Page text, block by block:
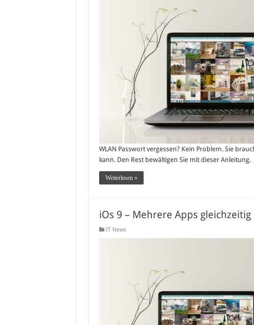
WLAN Passwort vergessen? Kein Problem. Sie
kann. Den Rest bewältigen Sie mit dieser Anleitung.
Weiterlesen »
iOs 9 – Mehrere Apps
IT News